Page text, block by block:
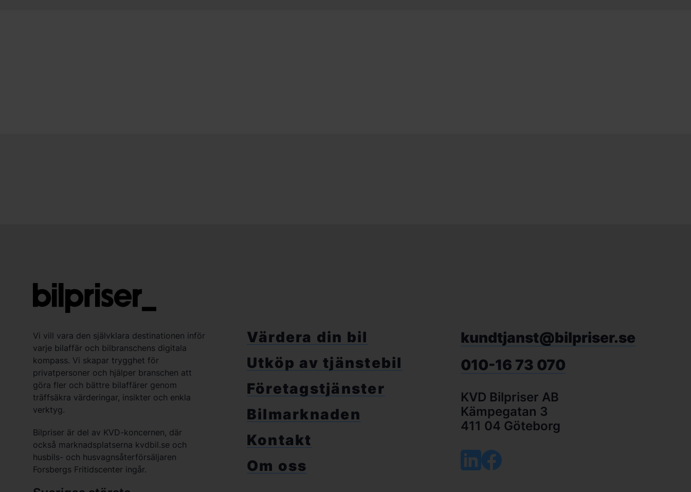
Vi vill vara den självklara destinationen inför
varje bilaffär och bilbranschens digitala
kompass. Vi skapar trygghet för
privatpersoner och hjälper branschen att
göra fler och bättre bilaffärer genom
träffsäkra värderingar, insikter och enkla
verktyg.
Bilpriser är del av KVD-koncernen, där
också marknadsplatserna kvdbil.se och
husbils- och husvagnsåterförsäljaren
Forsbergs Fritidscenter ingår.
Värdera din bil
Utköp av tjänstebil
Företagstjänster
Bilmarknaden
Kontakt
Om oss
kundtjanst@bilpriser.se
010-16 73 070
KVD Bilpriser AB
Kämpegatan 3
411 04 Göteborg